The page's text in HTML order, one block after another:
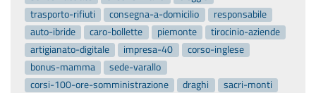
trasporto-rifiuti
consegna-a-domicilio
responsabile
auto-ibride
caro-bollette piemonte
tirocinio-aziende
artigianato-digitale
impresa-40
corso-inglese
bonus-mamma
sede-varallo
corsi-100-ore-somministrazione
draghi
sacri-monti